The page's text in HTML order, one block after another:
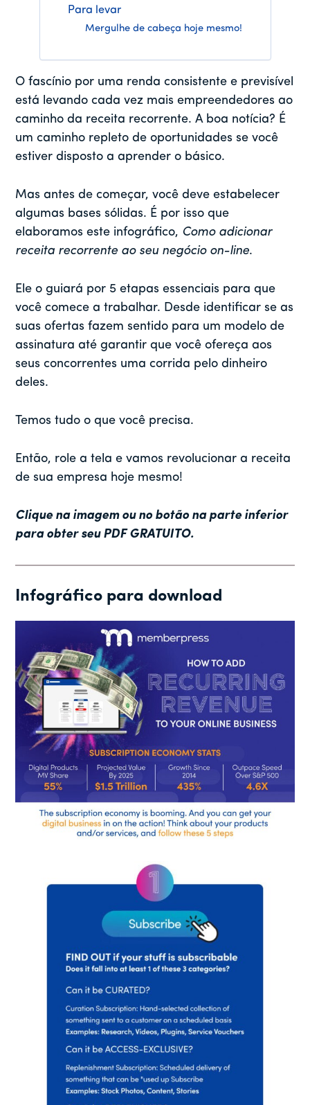
Para levar
Mergulhe de cabeça hoje mesmo!
O fascínio por uma renda consistente e previsível
está levando cada vez mais empreendedores ao
caminho da receita recorrente. A boa notícia? É
um caminho repleto de oportunidades se você
estiver disposto a aprender o básico.
Mas antes de começar, você deve estabelecer
algumas bases sólidas. É por isso que
elaboramos este infográfico, Como adicionar
receita recorrente ao seu negócio on-line.
Ele o guiará por 5 etapas essenciais para que
você comece a trabalhar. Desde identificar se as
suas ofertas fazem sentido para um modelo de
assinatura até garantir que você ofereça aos
seus concorrentes uma corrida pelo dinheiro
deles.
Temos tudo o que você precisa.
Então, role a tela e vamos revolucionar a receita
de sua empresa hoje mesmo!
Clique na imagem ou no botão na parte inferior
para obter seu PDF GRATUITO.
Infográfico para download